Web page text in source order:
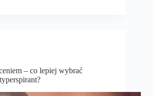
– co lepiej wybrać